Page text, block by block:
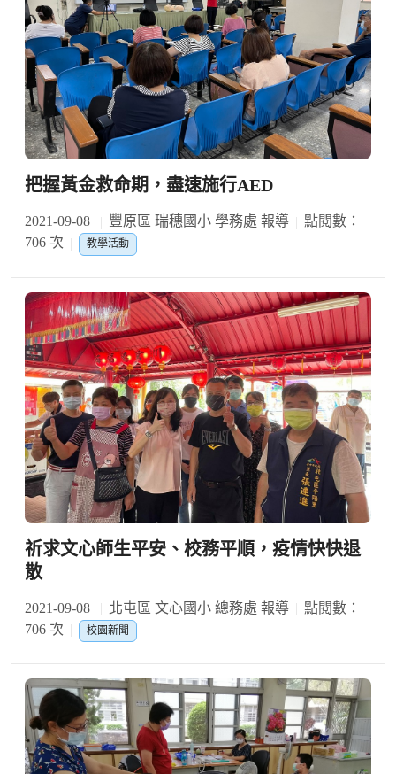
把握黃金救命期，盡速施行AED
2021-09-08 豐原區 瑞穗國小 學務處 報導
點閱數：
706 次
教學活動
祈求文心師生平安、校務平順，疫情快快退
散
2021-09-08 北屯區 文心國小 總務處 報導
點閱數：
706 次
校園新聞